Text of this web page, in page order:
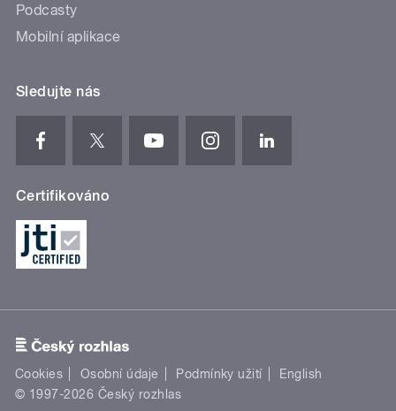
Podcasty
Mobilní aplikace
Sledujte nás
Certifikováno
Cookies Osobní údaje Podmínky užití
English
© 1997-2026 Český rozhlas